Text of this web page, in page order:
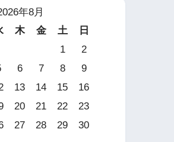
年8月
木 金 土
日
1
2
6 7 8
9
13 14 15
16
20 21 22
23
27 28 29
30